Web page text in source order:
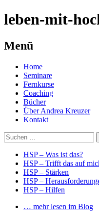
leben-mit-
Menü
Springe
zum
Inhalt
Home
Seminare
Fernkurse
Coaching
Bücher
Über Andrea Kreuzer
Kontakt
Suchen
nach:
HSP – Was ist das?
HSP – Trifft das auf
HSP – Stärken
HSP –
HSP – Hilfen
… mehr lesen im Blog